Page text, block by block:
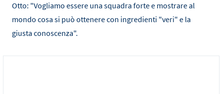
Otto: "Vogliamo essere una squadra forte e mostrare al
mondo cosa si può ottenere con ingredienti "veri" e la
giusta conoscenza".